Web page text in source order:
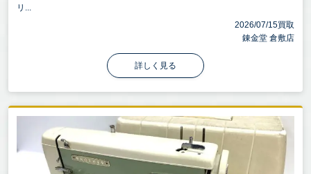
リ...
2026/07/15買取
錬金堂 倉敷店
詳しく見る